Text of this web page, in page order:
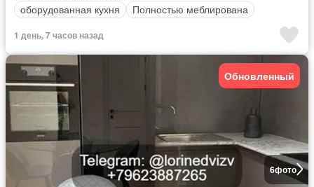
оборудованная кухня
Полностью меблирована
1 день, 7 часов назад
6фото
Обновленный